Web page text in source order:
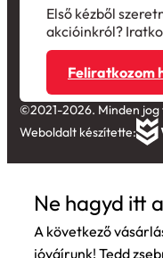
akcióinkról?
Feliratkozom
©2021-2026. Minden
Weboldalt készítette:
A következő
jóváírunk! Tedd